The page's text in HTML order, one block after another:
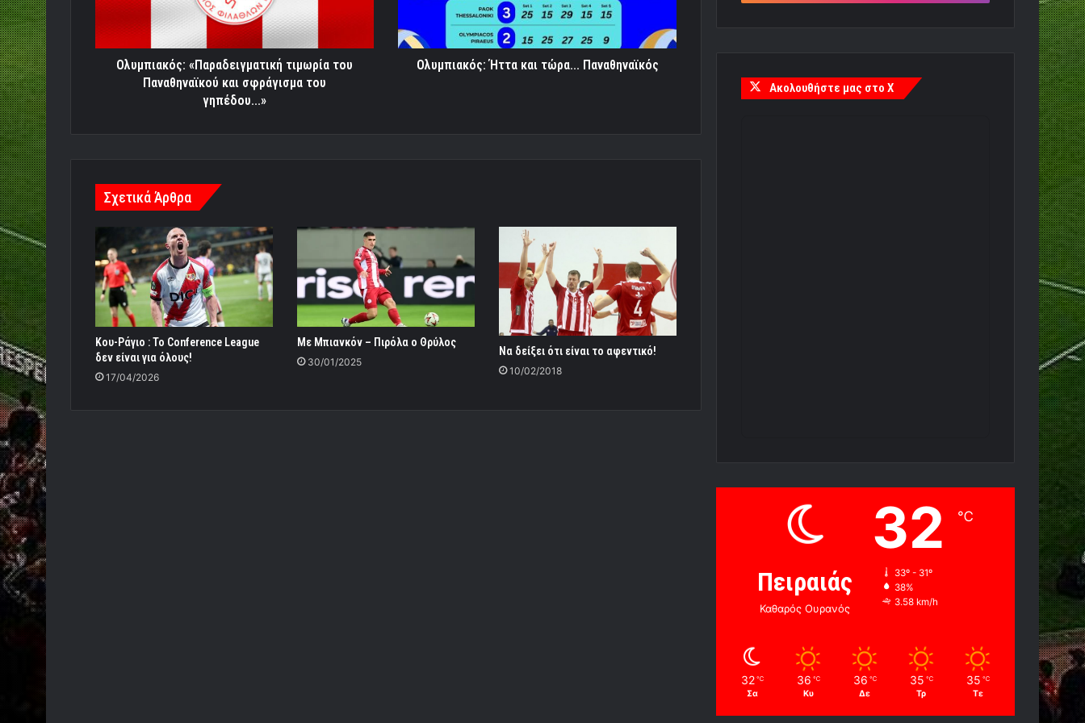
σφράγισμα
του
γηπέδου...»
Ολυμπιακός: «Παραδειγματική τιμωρία του
Παναθηναϊκού και σφράγισμα του
γηπέδου...»
Ολυμπιακός: Ήττα και τώρα... Παναθηναϊκός
Σχετικά Άρθρα
Κου-Ράγιο : Το Conference League
δεν είναι για όλους!
17/04/2026
Με Μπιανκόν – Πιρόλα ο Θρύλος
30/01/2025
Να δείξει ότι είναι το αφεντικό!
10/02/2018
Ακολουθήστε μας στο X
Πειραιάς
Καθαρός Ουρανός
32 ℃
33º - 31º
38%
3.58 km/h
32 ℃
Σα
36 ℃
Κυ
36 ℃
Δε
35 ℃
Τρ
35 ℃
Τε